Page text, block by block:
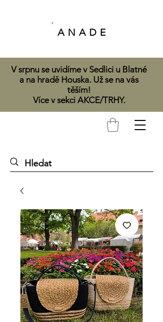
V srpnu se uvidíme v Sedlici u Blatné
a na hradě Houska. Už se na vás
těším!
Více v sekci AKCE/TRHY.
A N A D E